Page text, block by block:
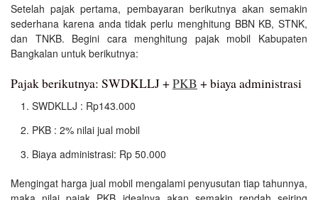
Setelah pajak pertama, pembayaran berikutnya akan semakin
sederhana karena anda tidak perlu menghitung BBN KB, STNK,
dan TNKB. Begini cara menghitung pajak mobil Kabupaten
Bangkalan untuk berikutnya:
Pajak berikutnya: SWDKLLJ +PKB + biaya administrasi
SWDKLLJ : Rp143.000
PKB : 2% nilai jual mobil
Biaya administrasi: Rp 50.000
Mengingat harga jual mobil mengalami penyusutan tiap tahunnya,